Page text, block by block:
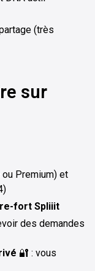
(très
sur
Premium) et
fort Spliiit
des demandes
🔐 : vous